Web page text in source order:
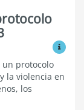
Ver
protocolo
la violencia en
los